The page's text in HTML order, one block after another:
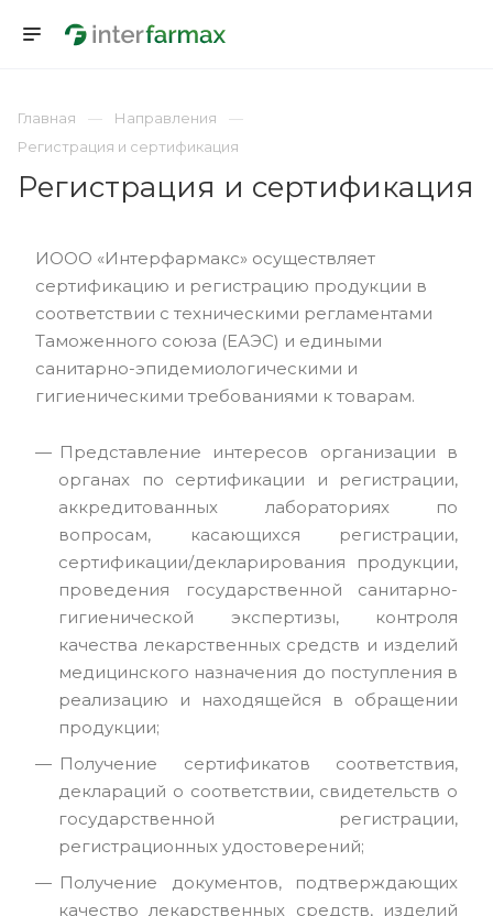
Главная
Направления
Регистрация и сертификация
Регистрация и сертификация
ИООО «Интерфармакс» осуществляет
сертификацию и регистрацию продукции в
соответствии с техническими регламентами
Таможенного союза (ЕАЭС) и едиными
санитарно-эпидемиологическими и
гигиеническими требованиями к товарам.
Представление интересов организации в
органах по сертификации и регистрации,
аккредитованных лабораториях по
вопросам, касающихся регистрации,
сертификации/декларирования продукции,
проведения государственной санитарно-
гигиенической экспертизы, контроля
качества лекарственных средств и изделий
медицинского назначения до поступления в
реализацию и находящейся в обращении
продукции;
Получение сертификатов соответствия,
деклараций о соответствии, свидетельств о
государственной регистрации,
регистрационных удостоверений;
Получение документов, подтверждающих
качество лекарственных средств, изделий